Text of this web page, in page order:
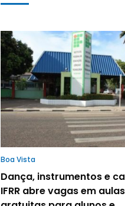
Boa Vista
Dança, instrumentos e
IFRR abre vagas em aulas